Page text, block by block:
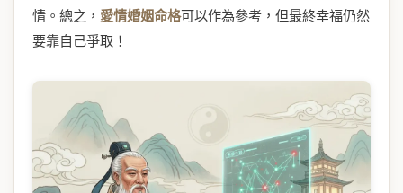
情。總之， 愛情婚姻命格可以作為參考，但最終幸福仍然
要靠自己爭取！